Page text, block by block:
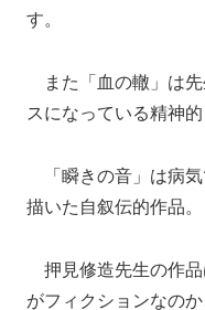
す。
また「血の轍」は
スになっている精神的
「瞬きの音」は病
描いた自叙伝的作品。
押見修造先生の作
がフィクションなの